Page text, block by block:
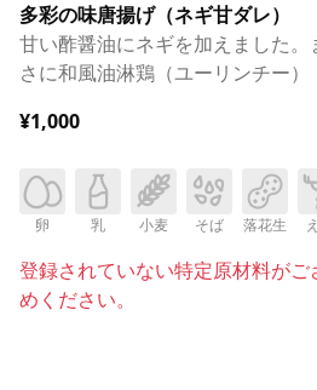
多彩の味唐揚げ（ネギ甘ダレ）
甘い酢醤油にネギを加えました。
さに和風油淋鶏（ユーリンチー）
¥1,000
卵 乳 小麦 そば 落花生
登録されていない特定原材料が
めください。